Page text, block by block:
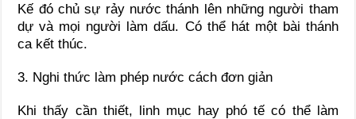
Kế đó chủ sự rảy nước thánh lên những người tham
dự và mọi người làm dấu. Có thể hát một bài thánh
ca kết thúc.
3. Nghi thức làm phép nước cách đơn giản
Khi thấy cần thiết, linh mục hay phó tế có thể làm